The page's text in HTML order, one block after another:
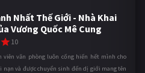
Nhất Thế Giới - Nhà Khai
Vương Quốc Mê Cung
10
văn phòng luôn cống hiến hết mình cho
nạn và được chuyển sinh đến dị giới mang tên